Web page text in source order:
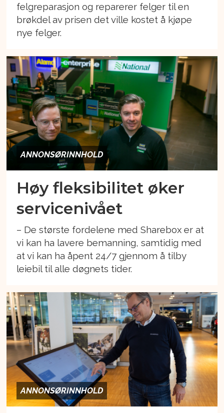
felgreparasjon og reparerer felger til en
brøkdel av prisen det ville kostet å kjøpe
nye felger.
ANNONSØRINNHOLD
Høy fleksibilitet øker
servicenivået
– De største fordelene med Sharebox er at
vi kan ha lavere bemanning, samtidig med
at vi kan ha åpent 24/7 gjennom å tilby
leiebil til alle døgnets tider.
ANNONSØRINNHOLD